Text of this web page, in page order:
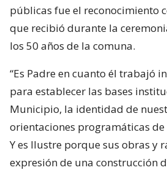
públicas fue el reconocimiento
que recibió durante la
los 50 años de la comuna.
“Es Padre en cuanto él trabajó
para establecer las bases
Municipio, la identidad de
orientaciones programáticas
Y es Ilustre porque sus obras y
expresión de una construcción